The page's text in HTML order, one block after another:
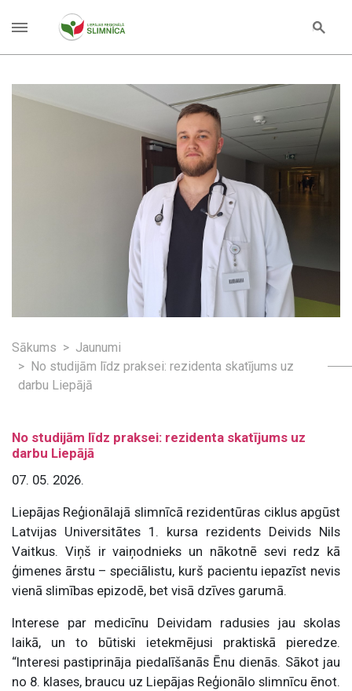
Sākums
Jaunumi
No studijām līdz praksei: rezidenta skatījums uz
darbu Liepājā
No studijām līdz praksei: rezidenta skatījums uz
darbu Liepājā
07. 05. 2026.
Liepājas Reģionālajā slimnīcā rezidentūras ciklus apgūst
Latvijas Universitātes 1. kursa rezidents Deivids Nils
Vaitkus. Viņš ir vaiņodnieks un nākotnē sevi redz kā
ģimenes ārstu – speciālistu, kurš pacientu iepazīst nevis
vienā slimības epizodē, bet visā dzīves garumā.
Interese par medicīnu Deividam radusies jau skolas
laikā, un to būtiski ietekmējusi praktiskā pieredze.
“Interesi pastiprināja piedalīšanās Ēnu dienās. Sākot jau
no 8. klases, braucu uz Liepājas Reģionālo slimnīcu ēnot.